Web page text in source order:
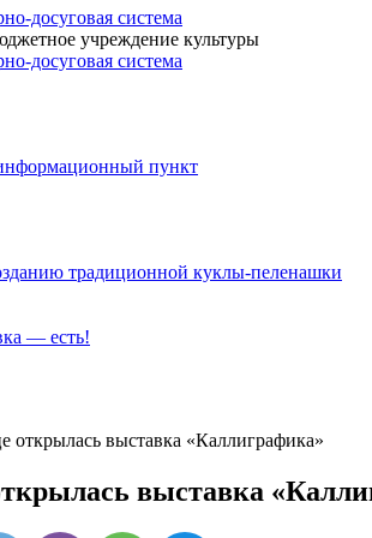
досуговая система
учреждение культуры
досуговая система
пункт
традиционной куклы-пеленашки
— есть!
открылась выставка «Каллиграфика»
выставка